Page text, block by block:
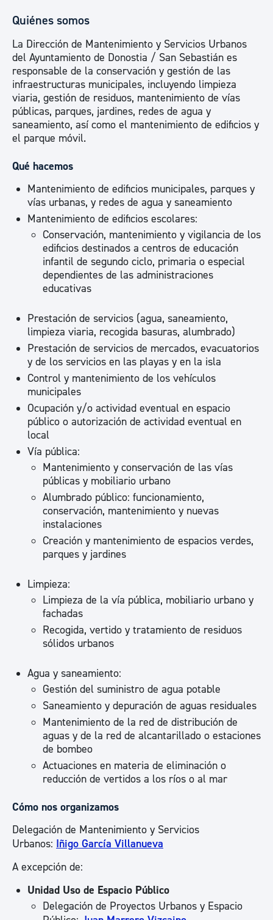
Quiénes somos
La Dirección de Mantenimiento y Servicios Urbanos
del Ayuntamiento de Donostia / San Sebastián es
responsable de la conservación y gestión de las
infraestructuras municipales, incluyendo limpieza
viaria, gestión de residuos, mantenimiento de vías
públicas, parques, jardines, redes de agua y
saneamiento, así como el mantenimiento de edificios y
el parque móvil.
Qué hacemos
Mantenimiento de edificios municipales, parques y
vías urbanas, y redes de agua y saneamiento
Mantenimiento de edificios escolares:
Conservación, mantenimiento y vigilancia de los
edificios destinados a centros de educación
infantil de segundo ciclo, primaria o especial
dependientes de las administraciones
educativas
Prestación de servicios (agua, saneamiento,
limpieza viaria, recogida basuras, alumbrado)
Prestación de servicios de mercados, evacuatorios
y de los servicios en las playas y en la isla
Control y mantenimiento de los vehículos
municipales
Ocupación y/o actividad eventual en espacio
público o autorización de actividad eventual en
local
Vía pública:
Mantenimiento y conservación de las vías
públicas y mobiliario urbano
Alumbrado público: funcionamiento,
conservación, mantenimiento y nuevas
instalaciones
Creación y mantenimiento de espacios verdes,
parques y jardines
Limpieza:
Limpieza de la vía pública, mobiliario urbano y
fachadas
Recogida, vertido y tratamiento de residuos
sólidos urbanos
Agua y saneamiento:
Gestión del suministro de agua potable
Saneamiento y depuración de aguas residuales
Mantenimiento de la red de distribución de
aguas y de la red de alcantarillado o estaciones
de bombeo
Actuaciones en materia de eliminación o
reducción de vertidos a los ríos o al mar
Cómo nos organizamos
Delegación de Mantenimiento y Servicios
Urbanos: Iñigo García Villanueva
A excepción de:
Unidad Uso de Espacio Público
Delegación de Proyectos Urbanos y Espacio